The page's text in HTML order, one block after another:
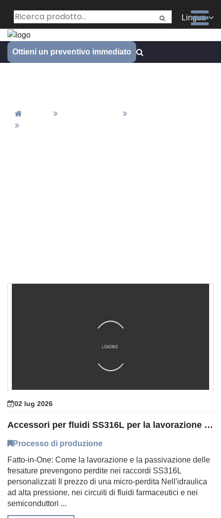
Lingua
Ottieni un preventivo immediato
02 lug 2026
Accessori per fluidi SS316L per la lavorazione della fresa a tornito, passivazione
Processo di produzione
Fatto-in-One: Come la lavorazione e la passivazione delle
fresature prevengono perdite nei raccordi SS316L
personalizzati Il prezzo di una micro-perdita Nell'idraulica
ad alta pressione, nei circuiti di fluidi farmaceutici e nei
semiconduttori ...